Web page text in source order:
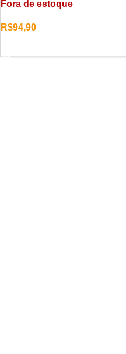
Fora de estoque
R$94,90